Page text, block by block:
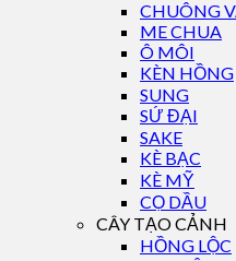
CHUÔNG
ME CHUA
Ô MÔI
KÈN HỒNG
SUNG
SỨ ĐẠI
SAKE
KÈ BẠC
KÈ MỸ
CỌ DẦU
CÂY TẠO CẢNH
HỒNG LỘC